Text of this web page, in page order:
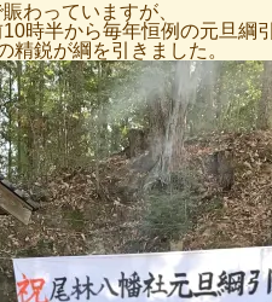
わっていますが、
時半から毎年恒例の元旦綱
鋭が綱を引きました。